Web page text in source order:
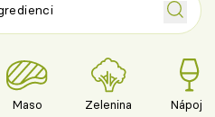
Maso Zelenina Nápoje